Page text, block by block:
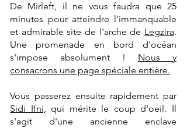
De Mirleft, il ne vous faudra que 25
minutes pour atteindre l'immanquable
et admirable site de l'arche de Legzira.
Une promenade en bord d'océan
s'impose absolument ! Nous y
consacrons une page spéciale entière.
Vous passerez ensuite rapidement par
Sidi Ifni, qui mérite le coup d'oeil. Il
s'agit d'une ancienne enclave